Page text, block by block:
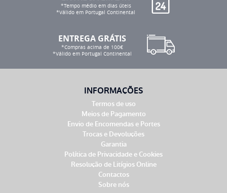
*Tempo médio em dias úteis
*Válido em Portugal Continental
ENTREGA GRÁTIS
*Compras acima de 100€
*Válido em Portugal Continental
INFORMAÇÕES
Termos de uso
Meios de Pagamento
Envio de Encomendas e Portes
Trocas e Devoluções
Garantia
Política de Privacidade e Cookies
Resolução de Litígios Online
Contactos
Sobre nós